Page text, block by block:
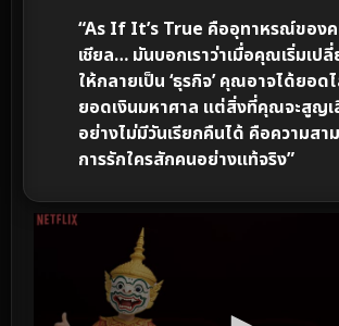
“As If It’s True คืออุทาหรณ์ของ
เชียล… มันบอกเราว่าเมื่อคุณเริ่มเปลี่
ให้กลายเป็น ‘ธุรกิจ’ คุณอาจได้ยอด
ยอดเงินมหาศาล แต่สิ่งที่คุณจะสูญเ
อย่างไม่มีวันเรียกคืนได้ คือความสา
การรักใครสักคนอย่างแท้จริง”